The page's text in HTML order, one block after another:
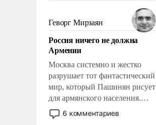
Сложившаяся ситуация
означает многолетний период
уязвимости США, например,
перед Китаем.
Геворг Мирзаян
Россия ничего не должна
Армении
Москва системно и жестко
разрушает тот фантастический
мир, который Пашинян рисует
для армянского населения.
Мир, где этому населению все
должны просто по
6 комментариев